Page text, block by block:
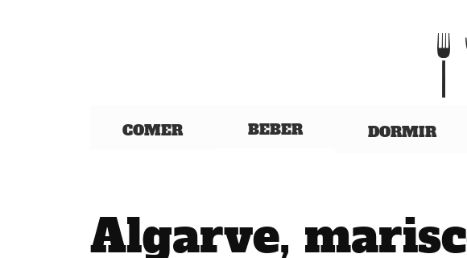
COMER BEBER DORMIR
Algarve,